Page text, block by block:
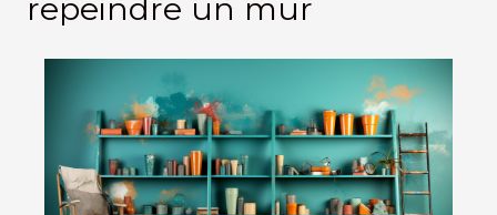
repeindre un mur